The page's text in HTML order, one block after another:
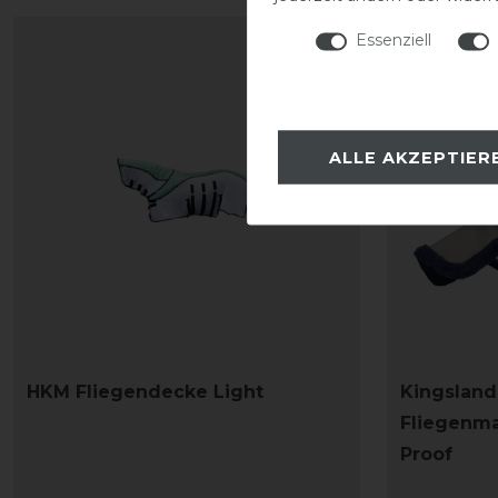
HKM Fliegendecke Light
-25%
Proof
Essenziell
ALLE